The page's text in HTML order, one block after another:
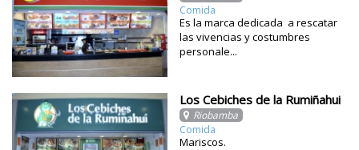
Comida
Es la marca dedicada a rescatar
las vivencias y costumbres
personale...
Los Cebiches de la Rumiñahui
Riobamba
Comida
Mariscos.